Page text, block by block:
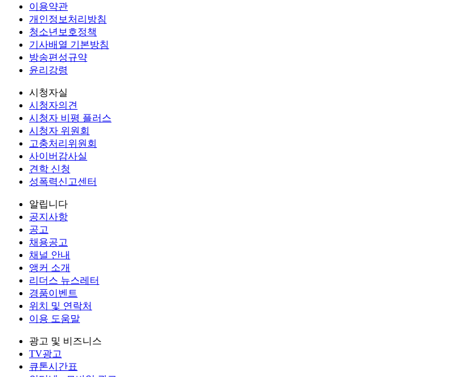
이용약관
개인정보처리방침
청소년보호정책
기사배열 기본방침
방송편성규약
윤리강령
시청자실
시청자의견
시청자 비평 플러스
시청자 위원회
고충처리위원회
사이버감사실
견학 신청
성폭력신고센터
알립니다
공지사항
공고
채용공고
채널 안내
앵커 소개
리더스 뉴스레터
경품이벤트
위치 및 연락처
이용 도움말
광고 및 비즈니스
TV광고
큐톤시간표